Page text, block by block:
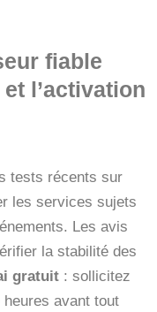
fiable
l’activation
tests récents sur
les services sujets
Les avis
la stabilité des
gratuit : sollicitez
avant tout